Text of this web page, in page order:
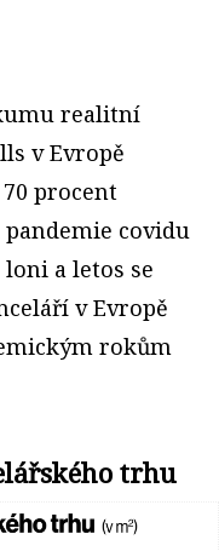
realitní
v Evropě
procent
covidu
a letos se
v Evropě
rokům
trhu